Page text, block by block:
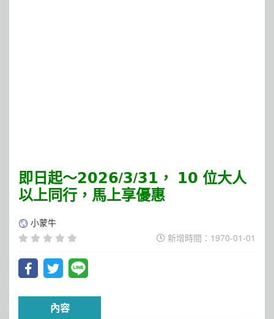
即日起～𝟮𝟬𝟮𝟲/𝟯/𝟯𝟭， 𝟭𝟬 位大人
以上同行，馬上享優惠
小蒙牛
新增時間：1970-01-01
內容